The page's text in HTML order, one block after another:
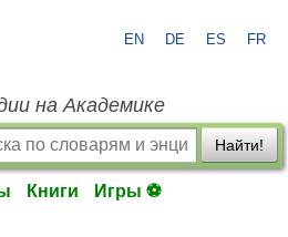
EN DE ES FR
на Академике
Найти!
Книги Игры ⚽